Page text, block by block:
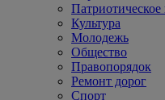
Патриотическое
Культура
Молодежь
Общество
Правопорядок
Ремонт дорог
Спорт